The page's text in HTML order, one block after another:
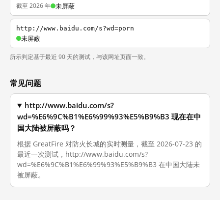
截至 2026 年 未屏蔽
http://www.baidu.com/s?wd=porn
未屏蔽
所示判定基于最近 90 天的测试，与该网址页面一致。
常见问题
http://www.baidu.com/s?
wd=%E6%9C%B1%E6%99%93%E5%B9%B3 现在在中
国大陆被屏蔽吗？
根据 GreatFire 对防火长城的实时测量，截至 2026-07-23 的
最近一次测试，http://www.baidu.com/s?
wd=%E6%9C%B1%E6%99%93%E5%B9%B3 在中国大陆未
被屏蔽。